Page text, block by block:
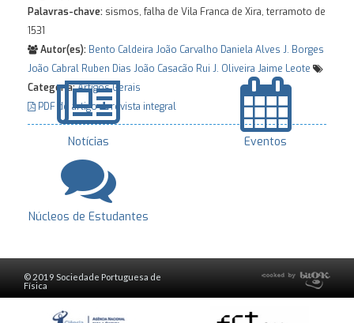
Palavras-chave: sismos, falha de Vila Franca de Xira, terramoto de
1531
Autor(es): Bento Caldeira João Carvalho Daniela Alves J. Borges
João Cabral Ruben Dias João Casacão Rui J. Oliveira Jaime Leote
Categoria:Artigos Gerais
PDF do artigo
revista integral
Notícias Eventos
Núcleos de Estudantes
© 2019 Sociedade Portuguesa de
Física